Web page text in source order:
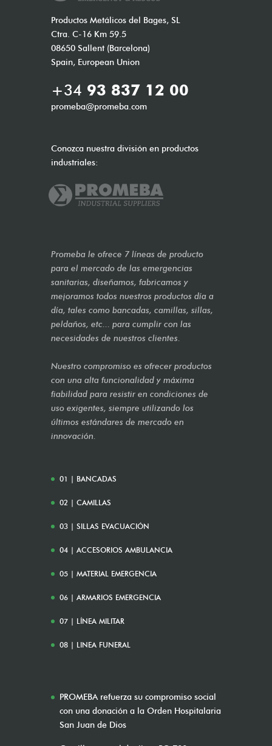
Productos Metálicos del Bages, SL
Ctra. C-16 Km 59.5
08650 Sallent (Barcelona)
Spain, European Union
+34 93 837 12 00
promeba@promeba.com
Conozca nuestra división en productos
industriales:
Promeba le ofrece 7 líneas de producto
para el mercado de las emergencias
sanitarias, diseñamos, fabricamos y
mejoramos todos nuestros productos día a
día, tales como bancadas, camillas, sillas,
peldaños, etc... para cumplir con las
necesidades de nuestros clientes.
Nuestro compromiso es ofrecer productos
con una alta funcionalidad y máxima
fiabilidad para resistir en condiciones de
uso exigentes, siempre utilizando los
últimos estándares de mercado en
innovación.
01 | BANCADAS
02 | CAMILLAS
03 | SILLAS EVACUACIÓN
04 | ACCESORIOS AMBULANCIA
05 | MATERIAL EMERGENCIA
06 | ARMARIOS EMERGENCIA
07 | LÍNEA MILITAR
08 | LINEA FUNERAL
PROMEBA refuerza su compromiso social
con una donación a la Orden Hospitalaria
San Juan de Dios